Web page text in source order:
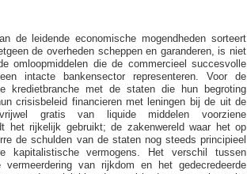
de leidende economische mogendheden sorteert
de overheden scheppen en garanderen, is niet
omloopmiddelen die de commercieel succesvolle
intacte bankensector representeren. Voor de
kredietbranche met de staten die hun begroting
crisisbeleid financieren met leningen bij de uit de
gratis van liquide middelen voorziene
het rijkelijk gebruikt; de zakenwereld waar het op
de schulden van de staten nog steeds principieel
kapitalistische vermogens. Het verschil tussen
vermeerdering van rijkdom en het gedecredeerde